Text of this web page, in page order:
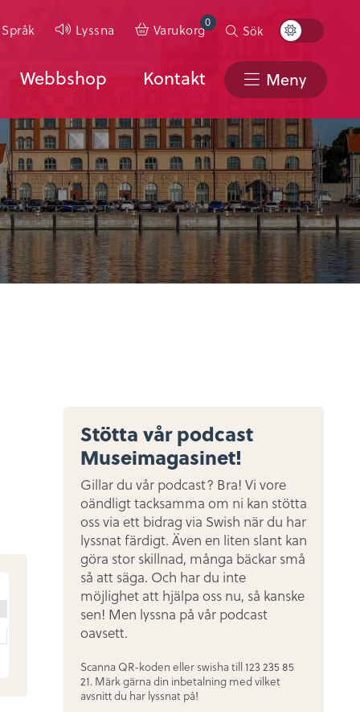
Språk Lyssna Varukorg0
Sök
Toggle
Color
Scheme
Webbshop Kontakt Meny
Stötta vår podcast
Museimagasinet!
Gillar du vår podcast? Bra! Vi vore
oändligt tacksamma om ni kan stötta
oss via ett bidrag via Swish när du har
lyssnat färdigt. Även en liten slant kan
göra stor skillnad, många bäckar små
så att säga. Och har du inte
möjlighet att hjälpa oss nu, så kanske
sen! Men lyssna på vår podcast
oavsett.
Scanna QR-koden eller swisha till 123 235 85
21. Märk gärna din inbetalning med vilket
avsnitt du har lyssnat på!